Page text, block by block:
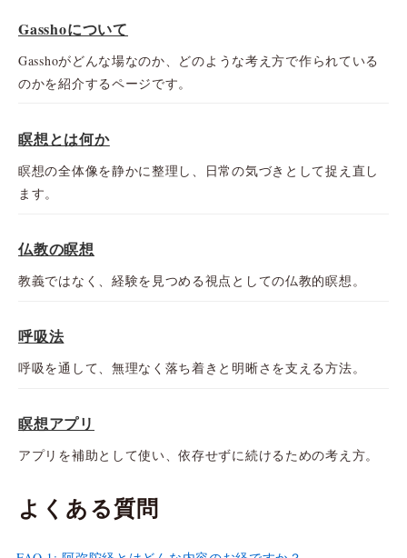
Gasshoについて
Gasshoがどんな場なのか、どのような考え方で作られている
のかを紹介するページです。
瞑想とは何か
瞑想の全体像を静かに整理し、日常の気づきとして捉え直し
ます。
仏教の瞑想
教義ではなく、経験を見つめる視点としての仏教的瞑想。
呼吸法
呼吸を通して、無理なく落ち着きと明晰さを支える方法。
瞑想アプリ
アプリを補助として使い、依存せずに続けるための考え方。
よくある質問